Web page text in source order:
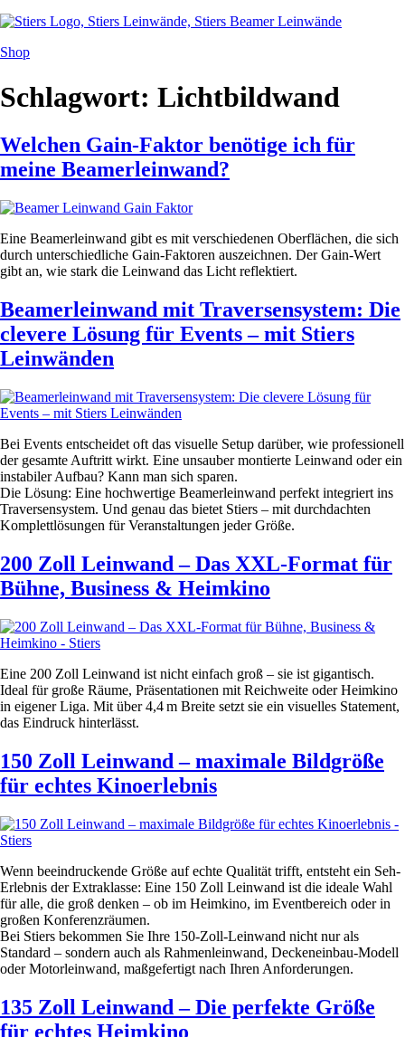
Shop
Schlagwort: Lichtbildwand
Welchen Gain-Faktor benötige ich für
meine Beamerleinwand?
Eine Beamerleinwand gibt es mit verschiedenen Oberflächen, die sich
durch unterschiedliche Gain-Faktoren auszeichnen. Der Gain-Wert
gibt an, wie stark die Leinwand das Licht reflektiert.
Beamerleinwand mit Traversensystem: Die
clevere Lösung für Events – mit Stiers
Leinwänden
Bei Events entscheidet oft das visuelle Setup darüber, wie professionell
der gesamte Auftritt wirkt. Eine unsauber montierte Leinwand oder ein
instabiler Aufbau? Kann man sich sparen.
Die Lösung: Eine hochwertige Beamerleinwand perfekt integriert ins
Traversensystem. Und genau das bietet Stiers – mit durchdachten
Komplettlösungen für Veranstaltungen jeder Größe.
200 Zoll Leinwand – Das XXL-Format für
Bühne, Business & Heimkino
Eine 200 Zoll Leinwand ist nicht einfach groß – sie ist gigantisch.
Ideal für große Räume, Präsentationen mit Reichweite oder Heimkino
in eigener Liga. Mit über 4,4 m Breite setzt sie ein visuelles Statement,
das Eindruck hinterlässt.
150 Zoll Leinwand – maximale Bildgröße
für echtes Kinoerlebnis
Wenn beeindruckende Größe auf echte Qualität trifft, entsteht ein Seh-
Erlebnis der Extraklasse: Eine 150 Zoll Leinwand ist die ideale Wahl
für alle, die groß denken – ob im Heimkino, im Eventbereich oder in
großen Konferenzräumen.
Bei Stiers bekommen Sie Ihre 150-Zoll-Leinwand nicht nur als
Standard – sondern auch als Rahmenleinwand, Deckeneinbau-Modell
oder Motorleinwand, maßgefertigt nach Ihren Anforderungen.
135 Zoll Leinwand – Die perfekte Größe
für echtes Heimkino